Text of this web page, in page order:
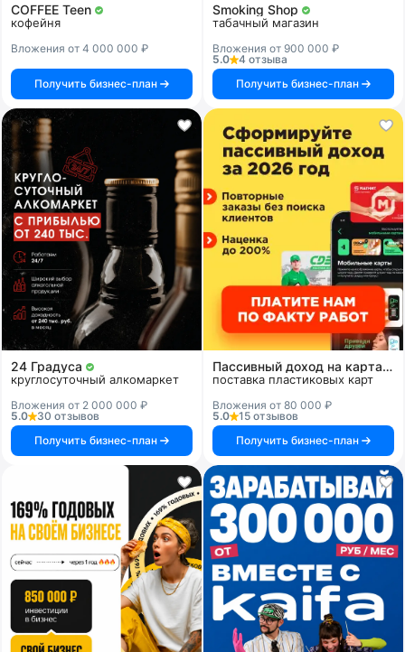
COFFEE Teen
кофейня
Вложения от 4 000 000 ₽
Получить бизнес-план
Smoking Shop
табачный магазин
Вложения от 900 000 ₽
5.0
4 отзыва
Получить бизнес-план
24 Градуса
круглосуточный алкомаркет
Вложения от 2 000 000 ₽
5.0
30 отзывов
Получить бизнес-план
Пассивный доход на картах и системах
поставка пластиковых карт
Вложения от 80 000 ₽
5.0
15 отзывов
Получить бизнес-план